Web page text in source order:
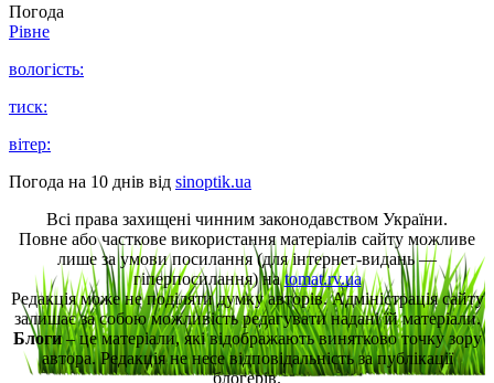
Погода
Рівне
вологість:
тиск:
вітер:
Погода на 10 днів від sinoptik.ua
Всі права захищені чинним законодавством України.
Повне або часткове використання матеріалів сайту можливе
лише за умови посилання (для інтернет-видань —
гіперпосилання) наtomat.rv.ua
Редакція може не поділяти думку авторів. Адміністрація сайту
залишає за собою можливість редагувати надані їй матеріали.
Блоги– це матеріали, які відображають винятково точку зору
автора. Редакція не несе відповідальність за публікації
блогерів.